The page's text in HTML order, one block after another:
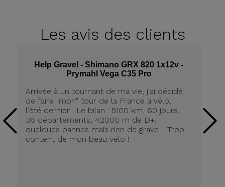
Les avis des clients
Help Gravel - Shimano GRX 820 1x12v -
Prymahl Vega C35 Pro
Arrivée à un tournant de ma vie, j'ai décidé
de faire "mon" tour de la France à vélo,
l'été dernier . Le bilan : 5100 km, 60 jours,
38 départements, 42000 m de D+,
quelques pannes mais rien de grave - Trop
content de mon beau vélo !